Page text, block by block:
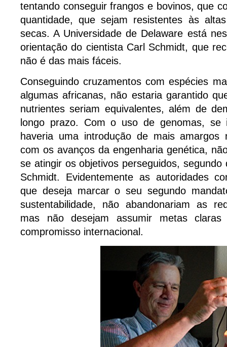
tentando conseguir frangos e bovinos, que
quantidade, que sejam resistentes às
secas. A Universidade de Delaware está
orientação do cientista Carl Schmidt, que
não é das mais fáceis.
Conseguindo cruzamentos com espécies
algumas africanas, não estaria garantido
nutrientes seriam equivalentes, além de
longo prazo. Com o uso de genomas, se
haveria uma introdução de mais amargos
com os avanços da engenharia genética,
se atingir os objetivos perseguidos, segundo
Schmidt. Evidentemente as autoridades
que deseja marcar o seu segundo
sustentabilidade, não abandonariam as
mas não desejam assumir metas
compromisso internacional.